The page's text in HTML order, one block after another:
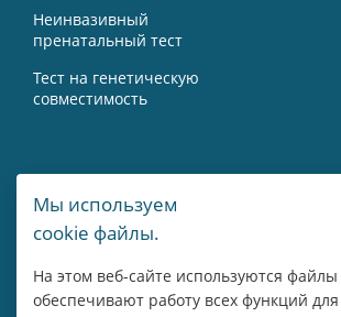
Неинвазивный
пренатальный тест
Тест на генетическую
совместимость
Контакты
г. Москва, Мичуринский пр-т, 15А
8 800 775 43 14
Мы используем
cookie файлы.
На этом веб-сайте используются
обеспечивают работу всех функций